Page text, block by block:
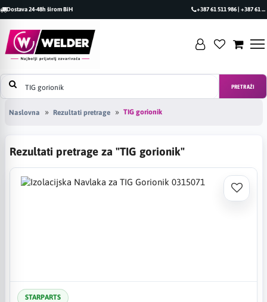
Dostava 24-48h širom BiH +387 61 511 986 | +387 61 493 470
PRETRAŽI
Naslovna Rezultati pretrage TIG gorionik
Rezultati pretrage za "TIG gorionik"
STARPARTS